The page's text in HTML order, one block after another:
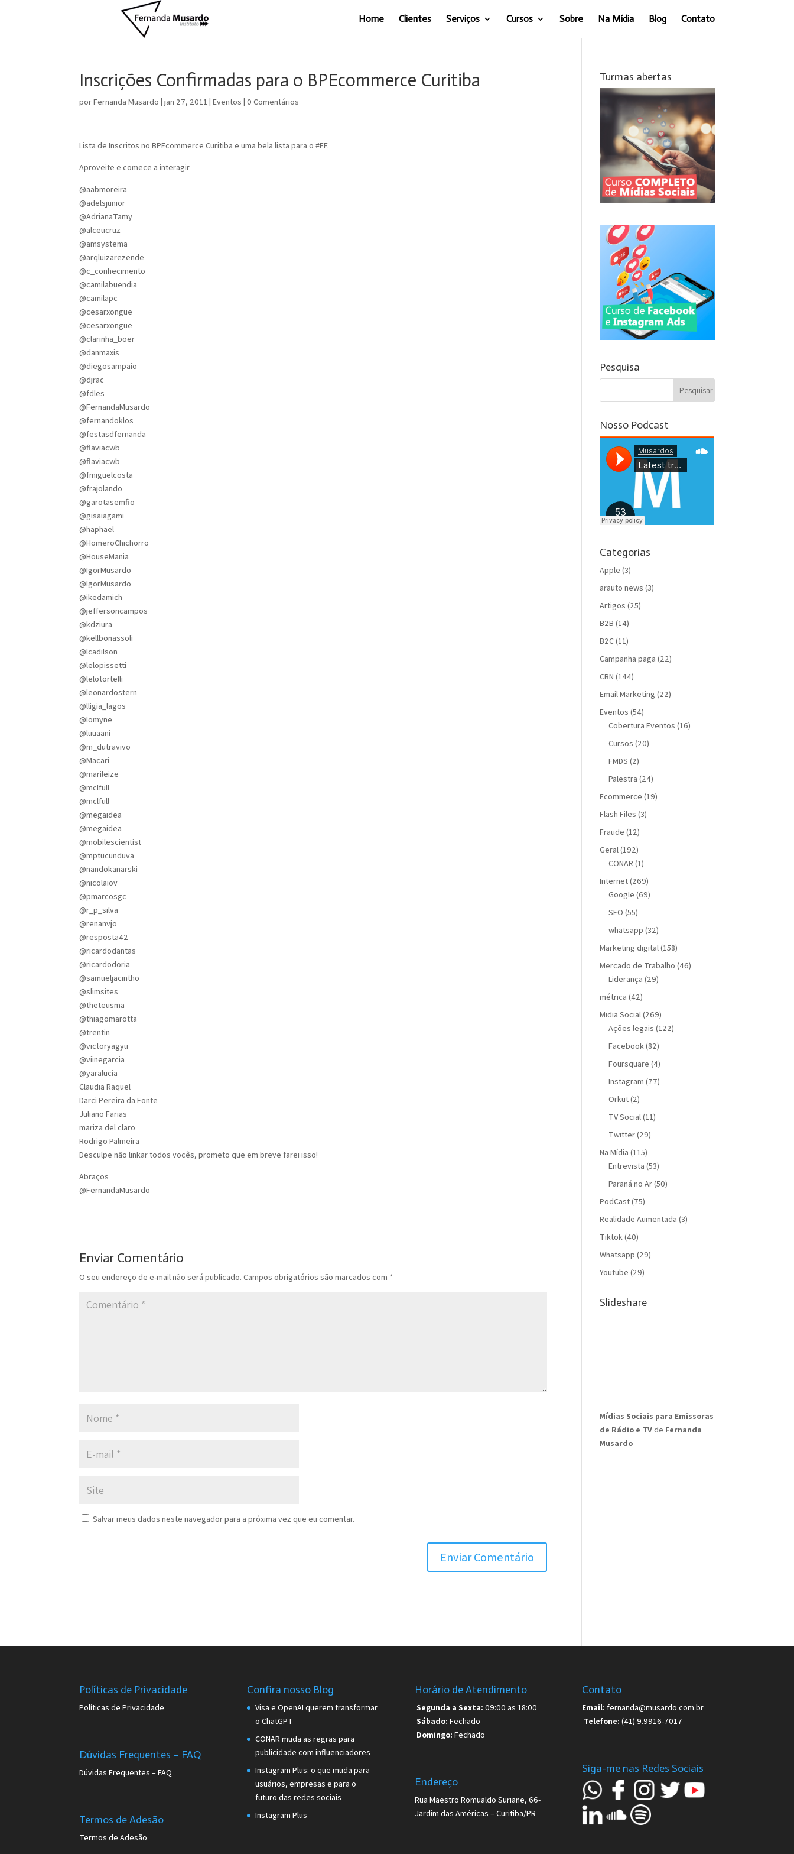
Home Clientes Serviços Cursos Sobre Na Mídia Blog Contato
Inscrições Confirmadas para o BPEcommerce Curitiba
porFernanda Musardo |jan 27, 2011 |Eventos |0 Comentários
Lista de Inscritos no BPEcommerce Curitiba e uma bela lista para o #FF.
Aproveite e comece a interagir
@aabmoreira
@adelsjunior
@AdrianaTamy
@alceucruz
@amsystema
@arqluizarezende
@c_conhecimento
@camilabuendia
@camilapc
@cesarxongue
@cesarxongue
@clarinha_boer
@danmaxis
@diegosampaio
@djrac
@fdles
@FernandaMusardo
@fernandoklos
@festasdfernanda
@flaviacwb
@flaviacwb
@fmiguelcosta
@frajolando
@garotasemfio
@gisaiagami
@haphael
@HomeroChichorro
@HouseMania
@IgorMusardo
@IgorMusardo
@ikedamich
@jeffersoncampos
@kdziura
@kellbonassoli
@lcadilson
@lelopissetti
@lelotortelli
@leonardostern
@lligia_lagos
@lomyne
@luuaani
@m_dutravivo
@Macari
@marileize
@mclfull
@mclfull
@megaidea
@megaidea
@mobilescientist
@mptucunduva
@nandokanarski
@nicolaiov
@pmarcosgc
@r_p_silva
@renanvjo
@resposta42
@ricardodantas
@ricardodoria
@samueljacintho
@slimsites
@theteusma
@thiagomarotta
@trentin
@victoryagyu
@viinegarcia
@yaralucia
Claudia Raquel
Darci Pereira da Fonte
Juliano Farias
mariza del claro
Rodrigo Palmeira
Desculpe não linkar todos vocês, prometo que em breve farei isso!
Abraços
@FernandaMusardo
Enviar Comentário
O seu endereço de e-mail não será publicado. Campos obrigatórios são marcados com *
Salvar meus dados neste navegador para a próxima vez que eu comentar.
Turmas abertas
Pesquisa
Nosso Podcast
Categorias
Apple (3)
arauto news (3)
Artigos (25)
B2B (14)
B2C(11)
Campanha paga (22)
CBN (144)
Email Marketing (22)
Eventos (54)
Cobertura Eventos (16)
Cursos (20)
FMDS (2)
Palestra (24)
Fcommerce (19)
Flash Files (3)
Fraude (12)
Geral(192)
CONAR (1)
Internet(269)
Google (69)
SEO (55)
whatsapp (32)
Marketing digital(158)
Mercado de Trabalho (46)
Liderança (29)
métrica (42)
Midia Social(269)
Ações legais (122)
Facebook(82)
Foursquare (4)
Instagram (77)
Orkut(2)
TV Social(11)
Twitter(29)
Na Mídia (115)
Entrevista (53)
Paraná no Ar(50)
PodCast(75)
Realidade Aumentada (3)
Tiktok(40)
Whatsapp (29)
Youtube (29)
Slideshare
Mídias Sociais para Emissoras
de Rádio e TVde Fernanda
Musardo
Políticas de Privacidade
Políticas de Privacidade
Dúvidas Frequentes – FAQ
Dúvidas Frequentes – FAQ
Termos de Adesão
Termos de Adesão
Confira nosso Blog
Visa e OpenAI querem transformar
o ChatGPT
CONAR muda as regras para
publicidade com influenciadores
Instagram Plus: o que muda para
usuários, empresas e para o
futuro das redes sociais
Instagram Plus
Horário de Atendimento
Segunda a Sexta: 09:00 as 18:00
Sábado: Fechado
Domingo: Fechado
Endereço
Rua Maestro Romualdo Suriane, 66-
Jardim das Américas – Curitiba/PR
Contato
Email:fernanda@musardo.com.br
Telefone: (41) 9.9916-7017
Siga-me nas Redes Sociais